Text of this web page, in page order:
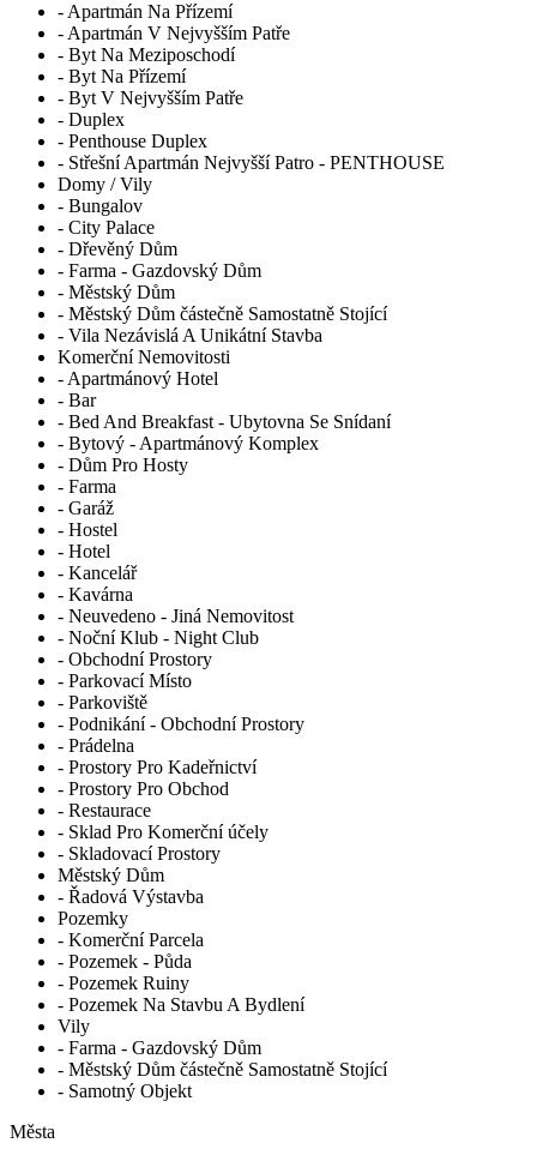
- Apartmán Na Přízemí
- Apartmán V Nejvyšším Patře
- Byt Na Meziposchodí
- Byt Na Přízemí
- Byt V Nejvyšším Patře
- Duplex
- Penthouse Duplex
- Střešní Apartmán Nejvyšší Patro - PENTHOUSE
Domy / Vily
- Bungalov
- City Palace
- Dřevěný Dům
- Farma - Gazdovský Dům
- Městský Dům
- Městský Dům částečně Samostatně Stojící
- Vila Nezávislá A Unikátní Stavba
Komerční Nemovitosti
- Apartmánový Hotel
- Bar
- Bed And Breakfast - Ubytovna Se Snídaní
- Bytový - Apartmánový Komplex
- Dům Pro Hosty
- Farma
- Garáž
- Hostel
- Hotel
- Kancelář
- Kavárna
- Neuvedeno - Jiná Nemovitost
- Noční Klub - Night Club
- Obchodní Prostory
- Parkovací Místo
- Parkoviště
- Podnikání - Obchodní Prostory
- Prádelna
- Prostory Pro Kadeřnictví
- Prostory Pro Obchod
- Restaurace
- Sklad Pro Komerční účely
- Skladovací Prostory
Městský Dům
- Řadová Výstavba
Pozemky
- Komerční Parcela
- Pozemek - Půda
- Pozemek Ruiny
- Pozemek Na Stavbu A Bydlení
Vily
- Farma - Gazdovský Dům
- Městský Dům částečně Samostatně Stojící
- Samotný Objekt
Města